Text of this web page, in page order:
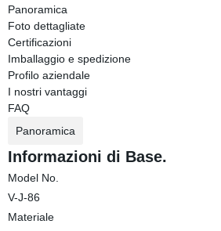
Panoramica
Foto dettagliate
Certificazioni
Imballaggio e spedizione
Profilo aziendale
I nostri vantaggi
FAQ
Panoramica
Informazioni di Base.
Model No.
V-J-86
Materiale